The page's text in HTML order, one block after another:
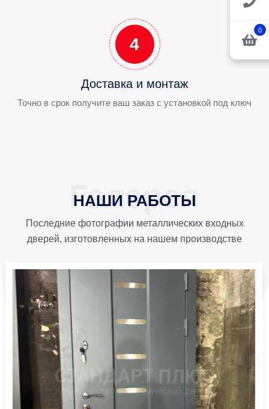
0
4
Доставка и монтаж
Точно в срок получите ваш заказ с установкой под ключ
НАШИ РАБОТЫ
Последние фотографии металлических входных
дверей, изготовленных на нашем производстве